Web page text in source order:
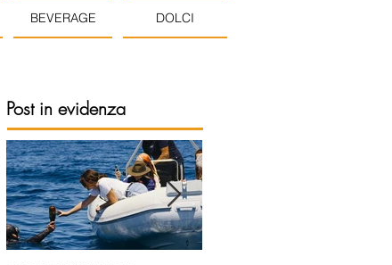
BEVERAGE DOLCI
Post in evidenza